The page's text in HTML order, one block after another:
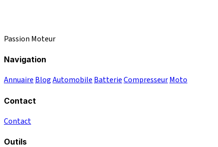
Passion Moteur
Navigation
Annuaire BlogAutomobile BatterieCompresseurMoto
Contact
Contact
Outils